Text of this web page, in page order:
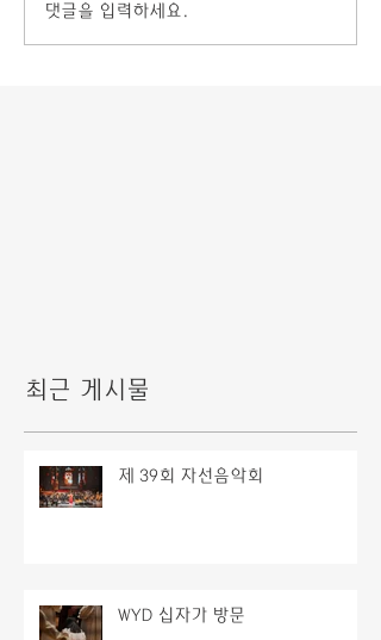
댓글을 입력하세요.
최근 게시물
제 39회 자선음악회
WYD 십자가 방문